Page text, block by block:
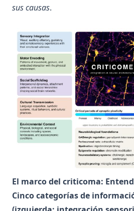
sus causas.
El marco del criticoma:
Cinco categorías de